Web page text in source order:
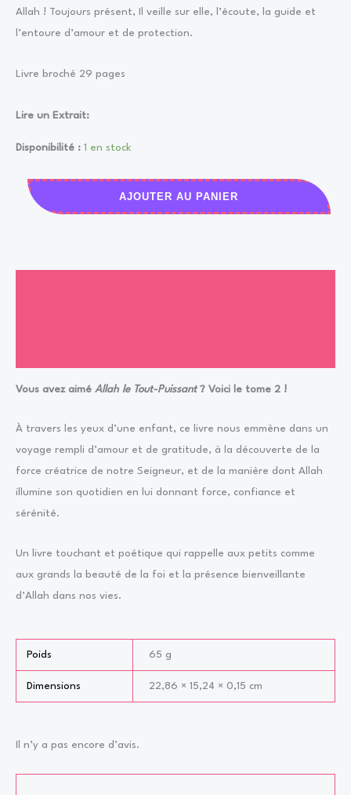
Allah ! Toujours présent, Il veille sur elle, l’écoute, la guide et
l’entoure d’amour et de protection.
Livre broché 29 pages
Lire un Extrait:
Disponibilité : 1 en stock
AJOUTER AU PANIER
Vous avez aimé Allah le Tout-Puissant? Voici le tome 2 !
À travers les yeux d’une enfant, ce livre nous emmène dans un
voyage rempli d’amour et de gratitude, à la découverte de la
force créatrice de notre Seigneur, et de la manière dont Allah
illumine son quotidien en lui donnant force, confiance et
sérénité.
Un livre touchant et poétique qui rappelle aux petits comme
aux grands la beauté de la foi et la présence bienveillante
d’Allah dans nos vies.
Poids 65 g
Dimensions 22,86 × 15,24 × 0,15 cm
Il n’y a pas encore d’avis.